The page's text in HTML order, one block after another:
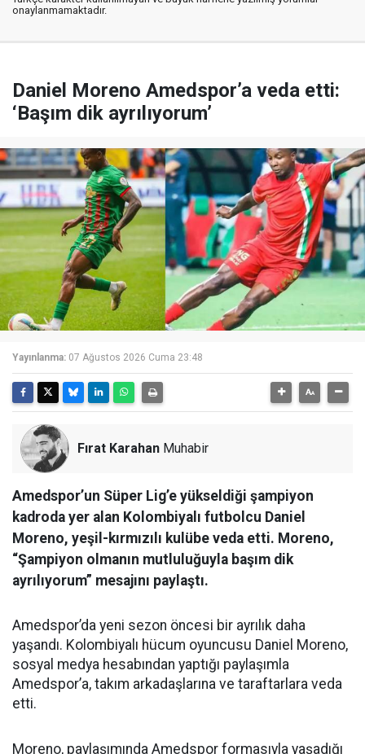
onaylanmamaktadır.
Daniel Moreno Amedspor’a veda etti:
‘Başım dik ayrılıyorum’
Yayınlanma: 07 Ağustos 2026 Cuma 23:48
Fırat Karahan Muhabir
Amedspor’un Süper Lig’e yükseldiği şampiyon
kadroda yer alan Kolombiyalı futbolcu Daniel
Moreno, yeşil-kırmızılı kulübe veda etti. Moreno,
“Şampiyon olmanın mutluluğuyla başım dik
ayrılıyorum” mesajını paylaştı.
Amedspor’da yeni sezon öncesi bir ayrılık daha
yaşandı. Kolombiyalı hücum oyuncusu Daniel Moreno,
sosyal medya hesabından yaptığı paylaşımla
Amedspor’a, takım arkadaşlarına ve taraftarlara veda
etti.
Moreno, paylaşımında Amedspor formasıyla yaşadığı